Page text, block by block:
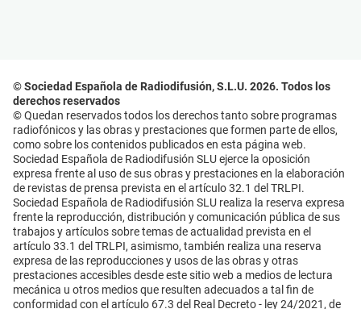
© Sociedad Española de Radiodifusión, S.L.U. 2026. Todos los
derechos reservados
© Quedan reservados todos los derechos tanto sobre programas
radiofónicos y las obras y prestaciones que formen parte de ellos,
como sobre los contenidos publicados en esta página web.
Sociedad Española de Radiodifusión SLU ejerce la oposición
expresa frente al uso de sus obras y prestaciones en la elaboración
de revistas de prensa prevista en el artículo 32.1 del TRLPI.
Sociedad Española de Radiodifusión SLU realiza la reserva expresa
frente la reproducción, distribución y comunicación pública de sus
trabajos y artículos sobre temas de actualidad prevista en el
artículo 33.1 del TRLPI, asimismo, también realiza una reserva
expresa de las reproducciones y usos de las obras y otras
prestaciones accesibles desde este sitio web a medios de lectura
mecánica u otros medios que resulten adecuados a tal fin de
conformidad con el artículo 67.3 del Real Decreto - ley 24/2021, de